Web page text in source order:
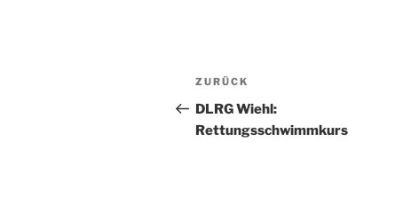
Beitragsnavigation
Vorheriger
Beitrag
ZURÜCK
DLRG Wiehl:
Rettungsschwimmkurs